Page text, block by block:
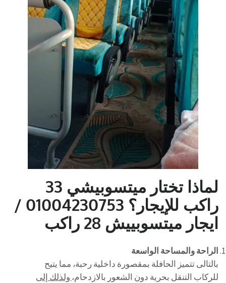
لماذا تختار ميتسوبيشي 33
راكب للإيجار؟
01004230753 /
ايجار ميتسوبييش 28 راكب
الراحة والمساحة الواسعة
بالتالى تتميز الحافلة بمقصورة داخلية رحبة، مما يتيح
للركاب التنقل بحرية دون الشعور بالازدحام، ولذلك إلى